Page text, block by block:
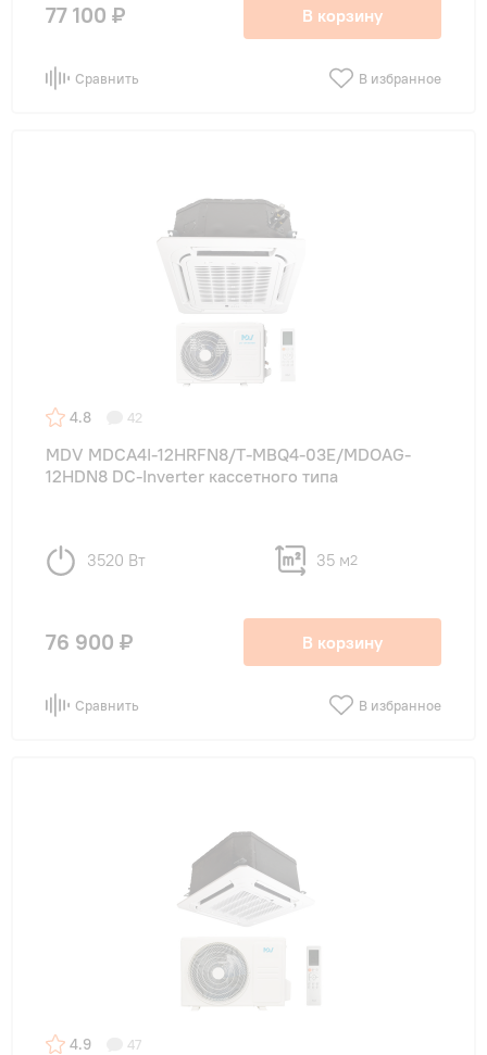
77 100 ₽ В корзину
Сравнить В избранное
4.8 42
MDV MDCA4I-12HRFN8/T-MBQ4-03E/MDOAG-
12HDN8 DC-Inverter кассетного типа
3520 Вт 35 м2
76 900 ₽ В корзину
Сравнить В избранное
4.9 47